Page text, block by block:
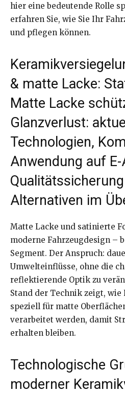
hier eine bedeutende Rolle
erfahren Sie, wie Sie Ihr
und pflegen können.
& matte Lacke:
Matte Lacke
Glanzverlust:
Technologien,
Anwendung auf
Alternativen im
Matte Lacke und satinierte
moderne Fahrzeugdesign –
Segment. Der Anspruch:
Umwelteinflüsse, ohne die
reflektierende Optik zu
Stand der Technik zeigt,
speziell für matte
verarbeitet werden, damit
erhalten bleiben.
Technologische
moderner